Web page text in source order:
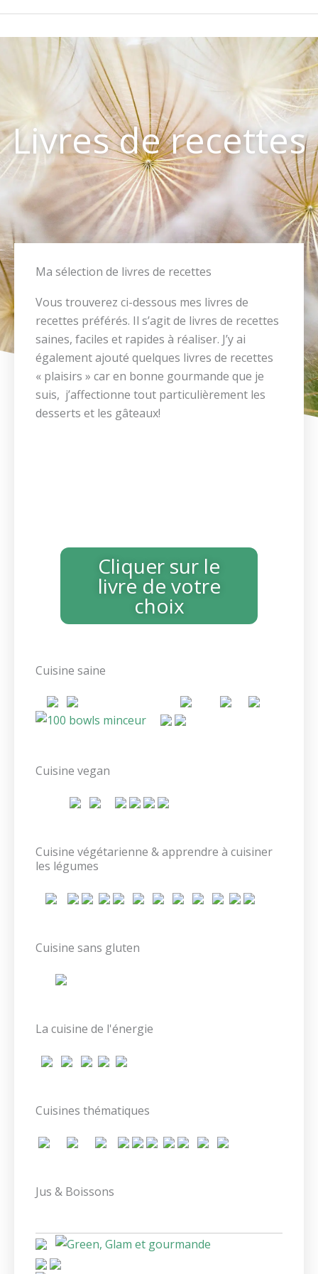
Livres de recettes
Ma sélection de livres de recettes
Vous trouverez ci-dessous mes livres de
recettes préférés. Il s’agit de livres de recettes
saines, faciles et rapides à réaliser. J’y ai
également ajouté quelques livres de recettes
« plaisirs » car en bonne gourmande que je
suis, j’affectionne tout particulièrement les
desserts et les gâteaux!
Cliquer sur le
livre de votre
choix
Cuisine saine
Cuisine vegan
Cuisine végétarienne & apprendre à cuisiner
les légumes
Cuisine sans gluten
La cuisine de l'énergie
Cuisines thématiques
Jus & Boissons